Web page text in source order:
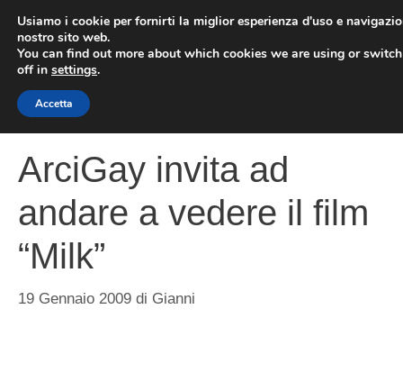
contenuto
ArciGay invita ad
andare a vedere il film
“Milk”
19 Gennaio 2009 di Gianni
Usiamo i cookie per fornirti la miglior esperienza d'uso e
nostro sito web.
You can find out more about which cookies we are using or
off in settings.
Accetta